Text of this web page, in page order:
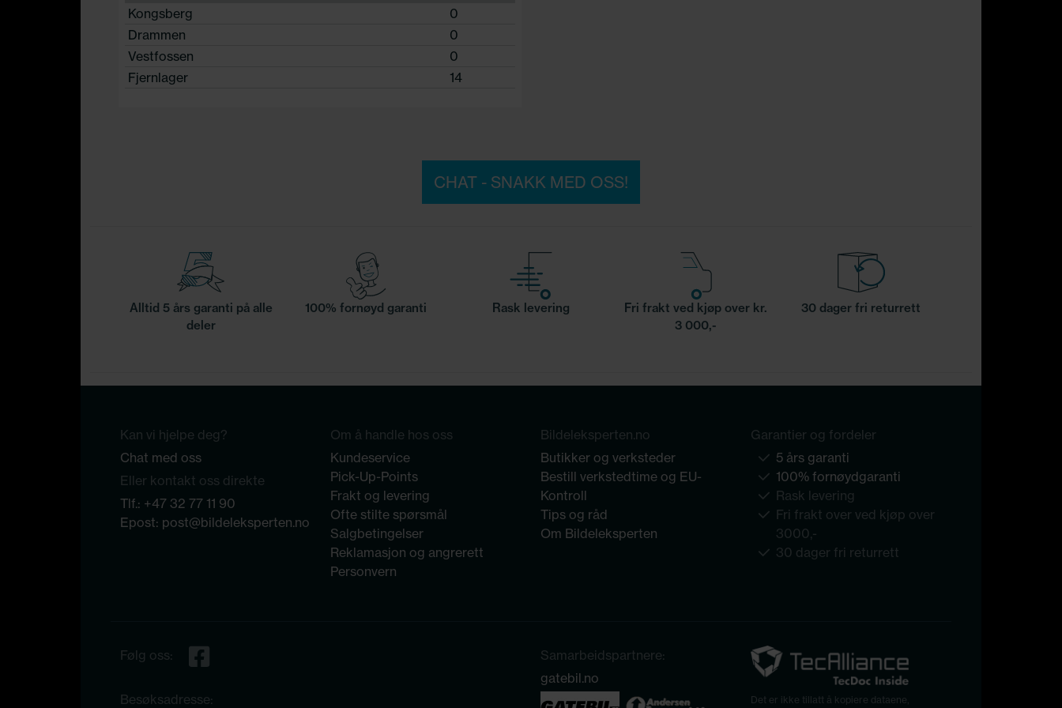
Kongsberg
0
Drammen
0
Vestfossen
0
Fjernlager
14
CHAT - SNAKK MED OSS!
Alltid 5 års garanti på alle
deler
100% fornøyd garanti Rask levering
Fri frakt ved kjøp over kr.
3 000,-
30 dager fri returrett
Kan vi hjelpe deg?
Chat med oss
Eller kontakt oss direkte
Tlf.: +47 32 77 11 90
Epost: post@bildeleksperten.no
Om å handle hos oss
Kundeservice
Pick-Up-Points
Frakt og levering
Ofte stilte spørsmål
Salgbetingelser
Reklamasjon og angrerett
Personvern
Bildeleksperten.no
Butikker og verksteder
Bestill verkstedtime og EU-
Kontroll
Tips og råd
Om Bildeleksperten
Garantier og fordeler
5 års garanti
100% fornøydgaranti
Rask levering
Fri frakt over ved kjøp over
3000,-
30 dager fri returrett
Følg oss:
Besøksadresse:
Samarbeidspartnere:
gatebil.no
Det er ikke tillatt å kopiere dataene,